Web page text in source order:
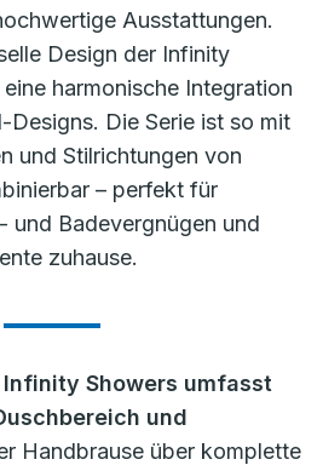
Ausstattungen.
Design der Infinity
harmonische Integration
Designs. Die Serie ist so mit
und Stilrichtungen von
– perfekt für
und Badevergnügen und
zuhause.
Showers umfasst
und
Handbrause über komplette